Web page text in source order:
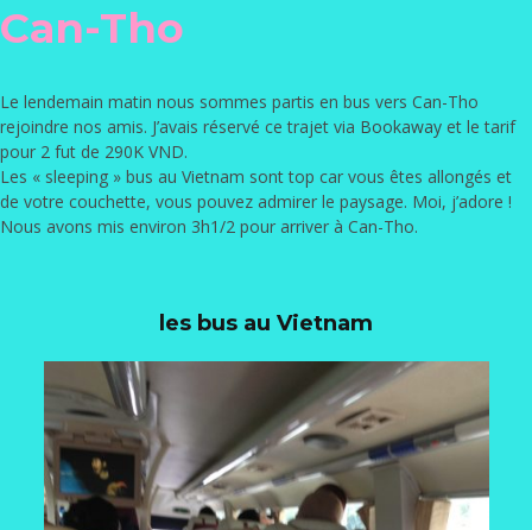
Can-Tho
Le lendemain matin nous sommes partis en bus vers Can-Tho
rejoindre nos amis. J’avais réservé ce trajet via Bookaway et le tarif
pour 2 fut de 290K VND.
Les « sleeping » bus au Vietnam sont top car vous êtes allongés et
de votre couchette, vous pouvez admirer le paysage. Moi, j’adore !
Nous avons mis environ 3h1/2 pour arriver à Can-Tho.
les bus au Vietnam